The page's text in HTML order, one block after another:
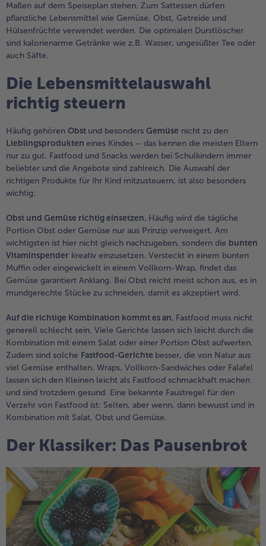
Maßen auf dem Speiseplan stehen. Zum Sattessen dürfen
pflanzliche Lebensmittel wie Gemüse, Obst, Getreide und
Hülsenfrüchte verwendet werden. Die optimalen Durstlöscher
sind kalorienarme Getränke wie z.B. Wasser, ungesüßter Tee oder
auch Säfte.
Die Lebensmittelauswahl
richtig steuern
Häufig gehören Obst und besonders Gemüse nicht zu den
Lieblingsprodukten eines Kindes – das kennen die meisten Eltern
nur zu gut. Fastfood und Snacks werden bei Schulkindern immer
beliebter und die Angebote sind zahlreich. Die Auswahl der
richtigen Produkte für Ihr Kind mitzusteuern, ist also besonders
wichtig:
Obst und Gemüse richtig einsetzen. Häufig wird die tägliche
Portion Obst oder Gemüse nur aus Prinzip verweigert. Am
wichtigsten ist hier nicht gleich nachzugeben, sondern die bunten
Vitaminspender kreativ einzusetzen. Versteckt in einem bunten
Muffin oder eingewickelt in einem Vollkorn-Wrap, findet das
Gemüse garantiert Anklang. Bei Obst reicht meist schon aus, es in
mundgerechte Stücke zu schneiden, damit es akzeptiert wird.
Auf die richtige Kombination kommt es an. Fastfood muss nicht
generell schlecht sein. Viele Gerichte lassen sich leicht durch die
Kombination mit einem Salat oder einer Portion Obst aufwerten.
Zudem sind solche Fastfood-Gerichte besser, die von Natur aus
viel Gemüse enthalten. Wraps, Vollkorn-Sandwiches oder Falafel
lassen sich den Kleinen leicht als Fastfood schmackhaft machen
und sind trotzdem gesund. Eine bekannte Faustregel für den
Verzehr von Fastfood ist: Selten, aber wenn, dann bewusst und in
Kombination mit Salat, Obst und Gemüse.
Der Klassiker: Das Pausenbrot